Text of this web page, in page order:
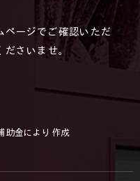
ージでご確認いただ
さいませ。
金により作成